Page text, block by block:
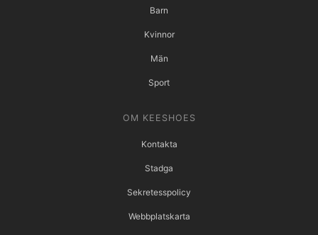
Barn
Kvinnor
Män
Sport
OM KEESHOES
Kontakta
Stadga
Sekretesspolicy
Webbplatskarta